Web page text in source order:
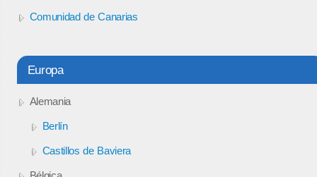
Comunidad de Canarias
Europa
Alemania
Berlín
Castillos de Baviera